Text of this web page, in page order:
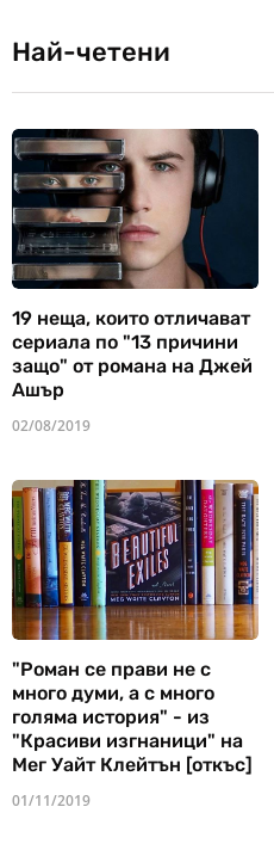
Най-четени
19 неща, които отличават
сериала по "13 причини
защо" от романа на Джей
Ашър
02/08/2019
"Роман се прави не с
много думи, а с много
голяма история" - из
"Красиви изгнаници" на
Мег Уайт Клейтън [откъс]
01/11/2019